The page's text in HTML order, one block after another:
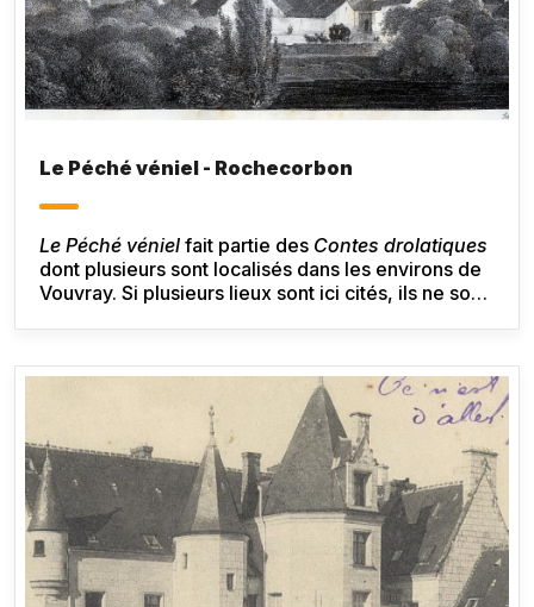
Le Péché véniel - Rochecorbon
Le Péché véniel fait partie des Contes drolatiques
dont plusieurs sont localisés dans les environs de
Vouvray. Si plusieurs lieux sont ici cités, ils ne sont
décrit.